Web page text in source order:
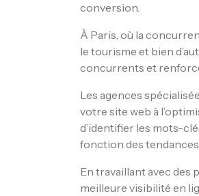
conversion.
À Paris, où la
le tourisme et bien
concurrents et
Les agences
votre site web à
d’identifier les mots-
fonction des
En travaillant avec des
meilleure visibilité en